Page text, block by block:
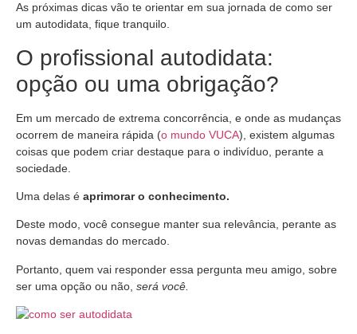
As próximas dicas vão te orientar em sua jornada de como ser
um autodidata, fique tranquilo.
O profissional autodidata:
opção ou uma obrigação?
Em um mercado de extrema concorrência, e onde as mudanças
ocorrem de maneira rápida (o mundo VUCA), existem algumas
coisas que podem criar destaque para o indivíduo, perante a
sociedade.
Uma delas é aprimorar o conhecimento.
Deste modo, você consegue manter sua relevância, perante as
novas demandas do mercado.
Portanto, quem vai responder essa pergunta meu amigo, sobre
ser uma opção ou não, será você.